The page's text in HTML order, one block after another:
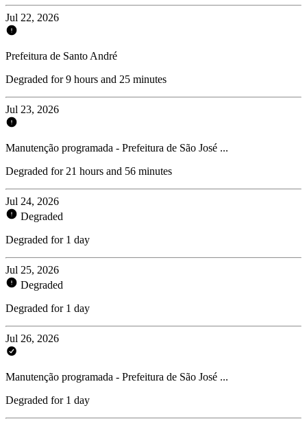
Jul 22, 2026
Prefeitura de Santo André
Degraded for 9 hours and 25 minutes
Jul 23, 2026
Manutenção programada - Prefeitura de São José ...
Degraded for 21 hours and 56 minutes
Jul 24, 2026
Degraded
Degraded for 1 day
Jul 25, 2026
Degraded
Degraded for 1 day
Jul 26, 2026
Manutenção programada - Prefeitura de São José ...
Degraded for 1 day